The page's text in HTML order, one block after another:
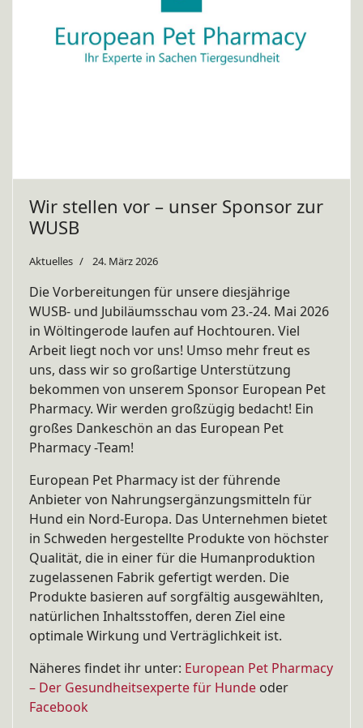
Wir stellen vor – unser Sponsor zur
WUSB
Aktuelles 24. März 2026
Die Vorbereitungen für unsere diesjährige
WUSB- und Jubiläumsschau vom 23.-24. Mai 2026
in Wöltingerode laufen auf Hochtouren. Viel
Arbeit liegt noch vor uns! Umso mehr freut es
uns, dass wir so großartige Unterstützung
bekommen von unserem Sponsor European Pet
Pharmacy. Wir werden großzügig bedacht! Ein
großes Dankeschön an das European Pet
Pharmacy -Team!
European Pet Pharmacy ist der führende
Anbieter von Nahrungsergänzungsmitteln für
Hund ein Nord-Europa. Das Unternehmen bietet
in Schweden hergestellte Produkte von höchster
Qualität, die in einer für die Humanproduktion
zugelassenen Fabrik gefertigt werden. Die
Produkte basieren auf sorgfältig ausgewählten,
natürlichen Inhaltsstoffen, deren Ziel eine
optimale Wirkung und Verträglichkeit ist.
Näheres findet ihr unter: European Pet Pharmacy
– Der Gesundheitsexperte für Hunde oder
Facebook